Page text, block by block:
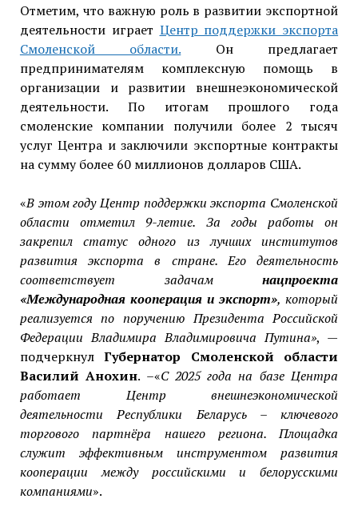
Отметим, что важную роль в развитии экспортной
деятельности играет Центр поддержки экспорта
Смоленской области. Он предлагает
предпринимателям комплексную помощь в
организации и развитии внешнеэкономической
деятельности. По итогам прошлого года
смоленские компании получили более 2 тысяч
услуг Центра и заключили экспортные контракты
на сумму более 60 миллионов долларов США.
«В этом году Центр поддержки экспорта Смоленской
области отметил 9-летие. За годы работы он
закрепил статус одного из лучших институтов
развития экспорта в стране. Его деятельность
соответствует задачамнацпроекта
«Международная кооперация и экспорт», который
реализуется по поручению Президента Российской
Федерации Владимира Владимировича Путина», —
подчеркнулГубернатор Смоленской области
Василий Анохин. –«С 2025 года на базе Центра
работает Центр внешнеэкономической
деятельности Республики Беларусь – ключевого
торгового партнёра нашего региона. Площадка
служит эффективным инструментом развития
кооперации между российскими и белорусскими
компаниями».